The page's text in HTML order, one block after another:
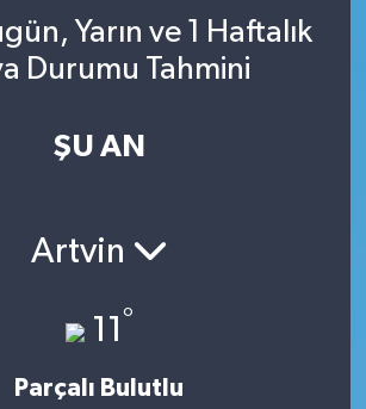
Yarın ve 1 Haftalık
Durumu Tahmini
ŞU AN
Artvin
11 °
Parçalı Bulutlu
Durumu ve Fikstür
Haberleri